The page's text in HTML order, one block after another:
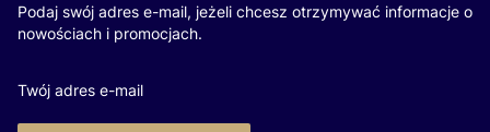
Podaj swój adres e-mail, jeżeli chcesz otrzymywać informacje o
nowościach i promocjach.
Twój adres e-mail